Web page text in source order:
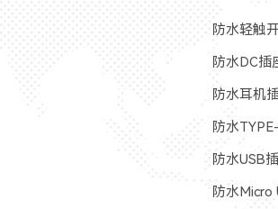
防水轻触
防水DC插
防水耳机
防水
防水USB
防水Micro